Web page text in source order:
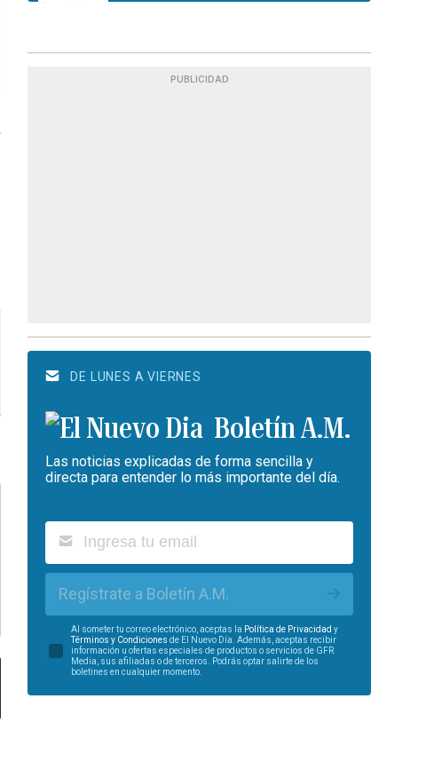
PUBLICIDAD
DE LUNES A VIERNES
Boletín A.M.
Las noticias explicadas de forma sencilla y
directa para entender lo más importante del día.
Regístrate a Boletín A.M.
Al someter tu correo electrónico, aceptas la Política de Privacidad y
Términos y Condiciones de El Nuevo Día. Además, aceptas recibir
información u ofertas especiales de productos o servicios de GFR
Media, sus afiliadas o de terceros. Podrás optar salirte de los
boletines en cualquier momento.